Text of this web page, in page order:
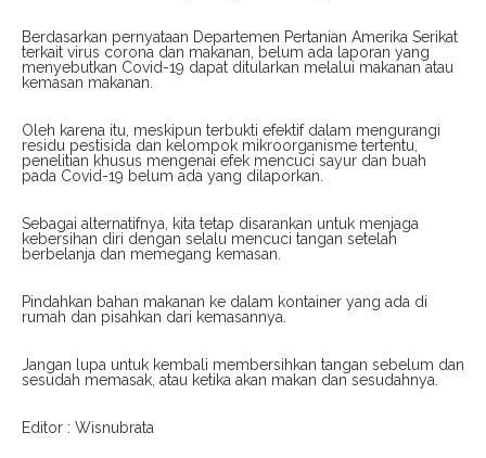
Berdasarkan pernyataan Departemen Pertanian Amerika Serikat
terkait virus corona dan makanan, belum ada laporan yang
menyebutkan Covid-19 dapat ditularkan melalui makanan atau
kemasan makanan.
Oleh karena itu, meskipun terbukti efektif dalam mengurangi
residu pestisida dan kelompok mikroorganisme tertentu,
penelitian khusus mengenai efek mencuci sayur dan buah
pada Covid-19 belum ada yang dilaporkan.
Sebagai alternatifnya, kita tetap disarankan untuk menjaga
kebersihan diri dengan selalu mencuci tangan setelah
berbelanja dan memegang kemasan.
Pindahkan bahan makanan ke dalam kontainer yang ada di
rumah dan pisahkan dari kemasannya.
Jangan lupa untuk kembali membersihkan tangan sebelum dan
sesudah memasak, atau ketika akan makan dan sesudahnya.
Editor : Wisnubrata